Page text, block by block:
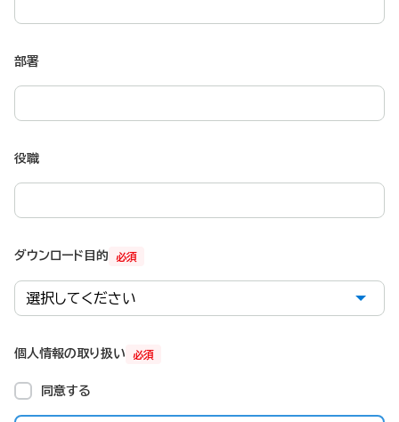
部署
役職
必須
ダウンロード目的
必須
個人情報の取り扱い
同意する